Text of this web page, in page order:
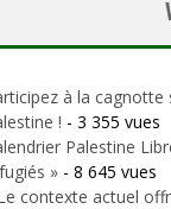
à la
! - 3 355 vues
Palestine
» - 8 645 vues
contexte actuel